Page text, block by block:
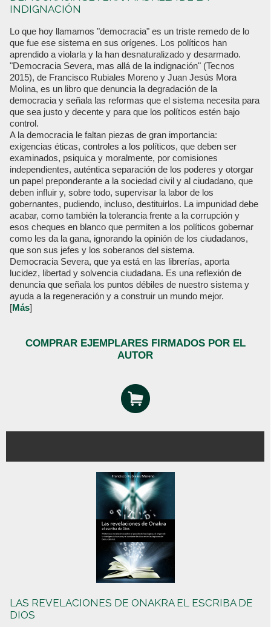
INDIGNACIÓN
Lo que hoy llamamos "democracia" es un triste remedo de lo
que fue ese sistema en sus orígenes. Los políticos han
aprendido a violarla y la han desnaturalizado y desarmado.
"Democracia Severa, mas allá de la indignación" (Tecnos
2015), de Francisco Rubiales Moreno y Juan Jesús Mora
Molina, es un libro que denuncia la degradación de la
democracia y señala las reformas que el sistema necesita para
que sea justo y decente y para que los políticos estén bajo
control.
A la democracia le faltan piezas de gran importancia:
exigencias éticas, controles a los políticos, que deben ser
examinados, psiquica y moralmente, por comisiones
independientes, auténtica separación de los poderes y otorgar
un papel preponderante a la sociedad civil y al ciudadano, que
deben influir y, sobre todo, supervisar la labor de los
gobernantes, pudiendo, incluso, destituirlos. La impunidad debe
acabar, como también la tolerancia frente a la corrupción y
esos cheques en blanco que permiten a los políticos gobernar
como les da la gana, ignorando la opinión de los ciudadanos,
que son sus jefes y los soberanos del sistema.
Democracia Severa, que ya está en las librerías, aporta
lucidez, libertad y solvencia ciudadana. Es una reflexión de
denuncia que señala los puntos débiles de nuestro sistema y
ayuda a la regeneración y a construir un mundo mejor.
[Más]
COMPRAR EJEMPLARES FIRMADOS POR EL
AUTOR
LAS REVELACIONES DE ONAKRA EL ESCRIBA DE
DIOS